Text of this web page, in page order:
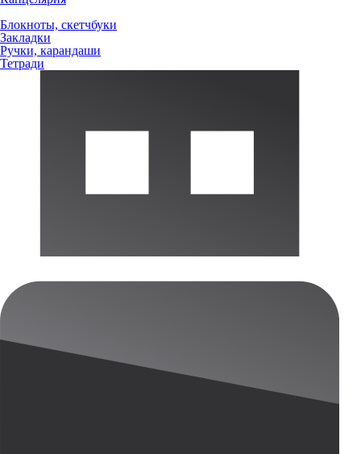
Блокноты, скетчбуки
Закладки
Ручки, карандаши
Тетради